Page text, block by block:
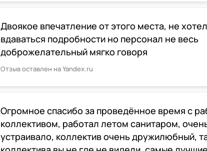
Двоякое впечатление от этого места, не
вдаваться подробности но персонал не весь
доброжелательный мягко говоря
Отзыв оставлен на Yandex.ru
Огромное спасибо за проведённое время с
коллективом, работал летом санитаром,
устраивало, коллектив очень дружилюбный,